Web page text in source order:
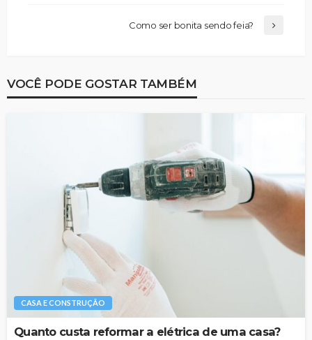
Como ser bonita sendo feia?
VOCÊ PODE GOSTAR TAMBÉM
CASA E CONSTRUÇÃO
Quanto custa reformar a elétrica de uma casa?